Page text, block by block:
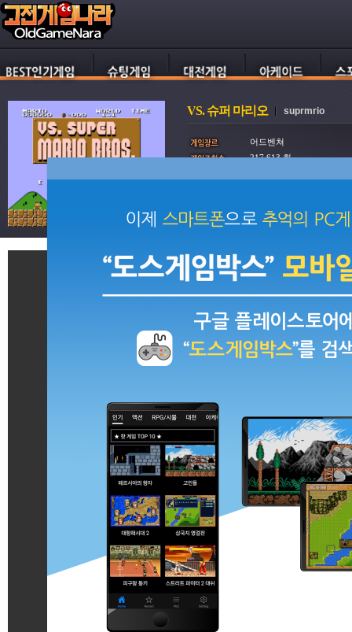
VS. 슈퍼 마리오 suprmrio
어드벤쳐
217,613 회